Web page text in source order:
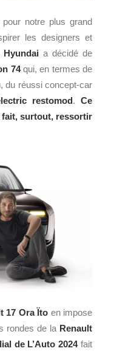
notre plus grand
les designers et
Hyundai a décidé de
74qui, en termes de
du réussi concept-car
restomod. Ce
fait, surtout, ressortir
17 Ora Ïto en impose
rondes de la Renault
de L’Auto 2024fait